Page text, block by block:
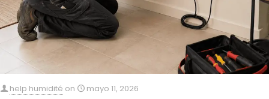
help humidité on mayo 11, 2026